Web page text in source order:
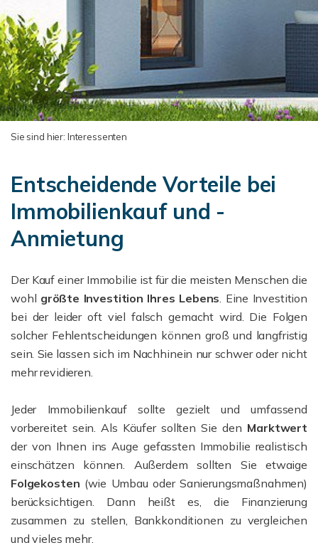
Sie sind hier: Interessenten
Entscheidende Vorteile bei
Immobilienkauf und -
Anmietung
Der Kauf einer Immobilie ist für die meisten Menschen die
wohl größte Investition Ihres Lebens. Eine Investition
bei der leider oft viel falsch gemacht wird. Die Folgen
solcher Fehlentscheidungen können groß und langfristig
sein. Sie lassen sich im Nachhinein nur schwer oder nicht
mehr revidieren.
Jeder Immobilienkauf sollte gezielt und umfassend
vorbereitet sein. Als Käufer sollten Sie den Marktwert
der von Ihnen ins Auge gefassten Immobilie realistisch
einschätzen können. Außerdem sollten Sie etwaige
Folgekosten (wie Umbau oder Sanierungsmaßnahmen)
berücksichtigen. Dann heißt es, die Finanzierung
zusammen zu stellen, Bankkonditionen zu vergleichen
und vieles mehr.